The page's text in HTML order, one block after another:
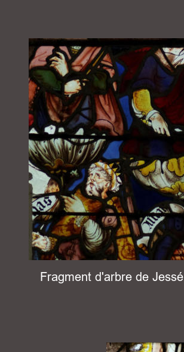
Fragment d'arbre de Jessé